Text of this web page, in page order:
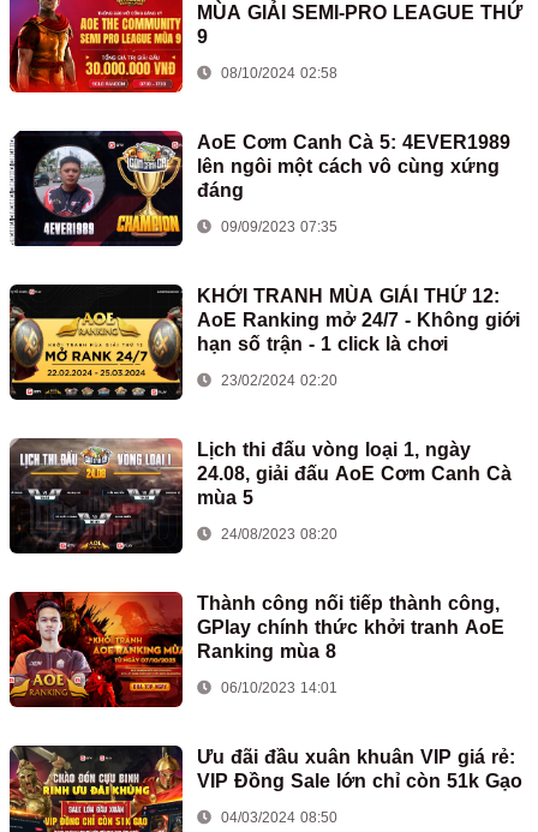
MÙA GIẢI SEMI-PRO LEAGUE THỨ
9
08/10/2024 02:58
AoE Cơm Canh Cà 5: 4EVER1989
lên ngôi một cách vô cùng xứng
đáng
09/09/2023 07:35
KHỞI TRANH MÙA GIẢI THỨ 12:
AoE Ranking mở 24/7 - Không giới
hạn số trận - 1 click là chơi
23/02/2024 02:20
Lịch thi đấu vòng loại 1, ngày
24.08, giải đấu AoE Cơm Canh Cà
mùa 5
24/08/2023 08:20
Thành công nối tiếp thành công,
GPlay chính thức khởi tranh AoE
Ranking mùa 8
06/10/2023 14:01
Ưu đãi đầu xuân khuân VIP giá rẻ:
VIP Đồng Sale lớn chỉ còn 51k Gạo
04/03/2024 08:50